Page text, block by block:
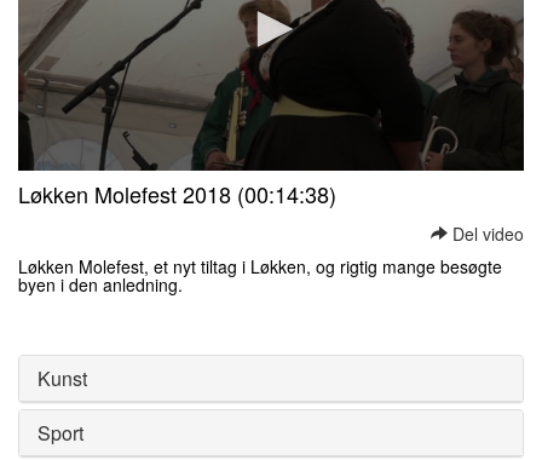
seconds
seconds
Løkken Molefest 2018 (00:14:38)
Del video
Løkken Molefest, et nyt tiltag i Løkken, og rigtig mange besøgte
byen i den anledning.
of
seconds
Kunst
Sport